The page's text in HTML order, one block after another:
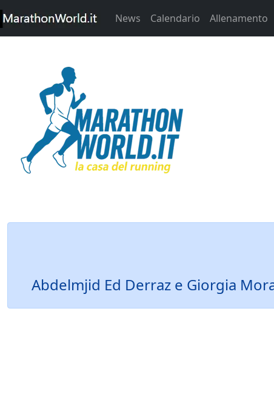
News Calendario Allenamento
Abdelmjid Ed Derraz e Giorgia